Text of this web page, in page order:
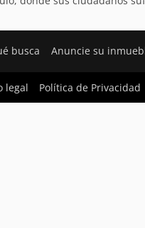
busca Anuncie su
legal Política de Privacidad